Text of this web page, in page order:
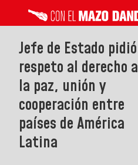
Jefe de Estado pidió
respeto al derecho a
la paz, unión y
cooperación entre
países de América
Latina